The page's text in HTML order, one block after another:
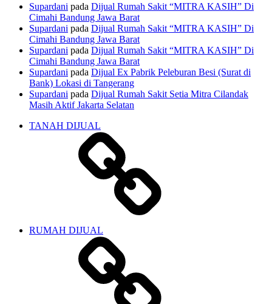
Supardani pada Dijual Rumah Sakit “MITRA KASIH” Di
Cimahi Bandung Jawa Barat
Supardani pada Dijual Rumah Sakit “MITRA KASIH” Di
Cimahi Bandung Jawa Barat
Supardani pada Dijual Rumah Sakit “MITRA KASIH” Di
Cimahi Bandung Jawa Barat
Supardani pada Dijual Ex Pabrik Peleburan Besi (Surat di
Bank) Lokasi di Tangerang
Supardani pada Dijual Rumah Sakit Setia Mitra Cilandak
Masih Aktif Jakarta Selatan
TANAH DIJUAL
RUMAH DIJUAL